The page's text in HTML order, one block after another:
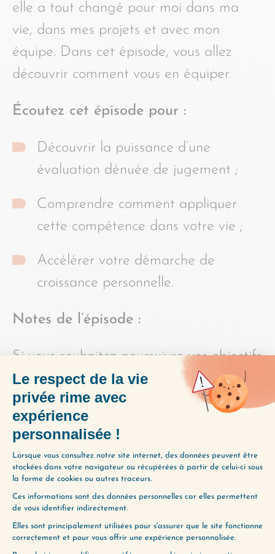
elle a tout changé pour moi dans ma
vie, dans mes projets et avec mon
équipe. Dans cet épisode, vous allez
découvrir comment vous en équiper.
Écoutez cet épisode pour :
Découvrir la puissance d’une
évaluation dénuée de jugement ;
Comprendre comment appliquer
cette compétence dans votre vie ;
Accélérer votre démarche de
croissance personnelle.
Notes de l’épisode :
Si vous souhaitez poursuivre vos objectifs
en cultivant le plaisir en chemin, c’est
notre passion et notre mission de vous y
aider à travers notre programme de
coaching. Pour découvrir notre
méthodologie unique, c’est ici :
https://changemavie.com/coaching
PARTAGER L'ÉPISODE